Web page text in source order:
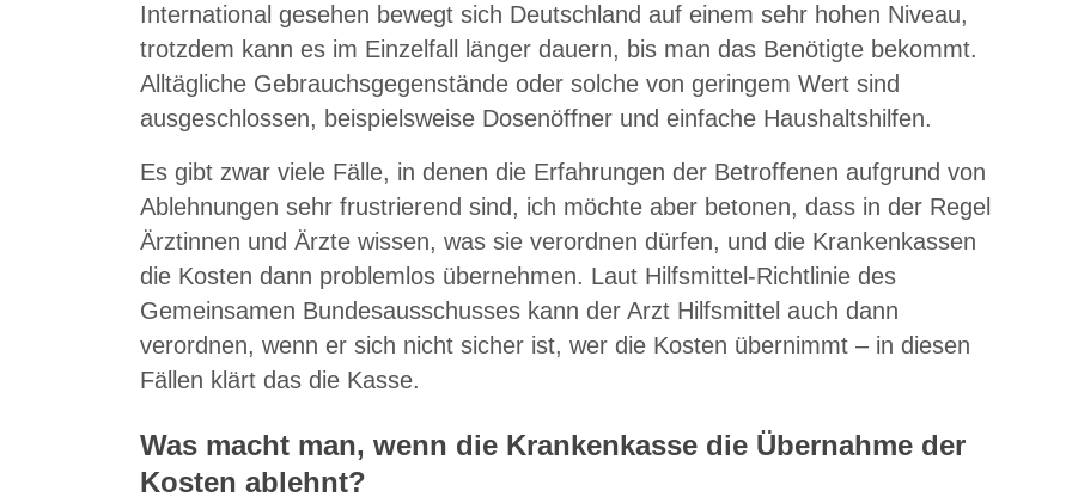
International gesehen bewegt sich Deutschland auf einem sehr hohen Niveau,
trotzdem kann es im Einzelfall länger dauern, bis man das Benötigte bekommt.
Alltägliche Gebrauchsgegenstände oder solche von geringem Wert sind
ausgeschlossen, beispielsweise Dosenöffner und einfache Haushaltshilfen.
Es gibt zwar viele Fälle, in denen die Erfahrungen der Betroffenen aufgrund von
Ablehnungen sehr frustrierend sind, ich möchte aber betonen, dass in der Regel
Ärztinnen und Ärzte wissen, was sie verordnen dürfen, und die Krankenkassen
die Kosten dann problemlos übernehmen. Laut Hilfsmittel-Richtlinie des
Gemeinsamen Bundesausschusses kann der Arzt Hilfsmittel auch dann
verordnen, wenn er sich nicht sicher ist, wer die Kosten übernimmt – in diesen
Fällen klärt das die Kasse.
Was macht man, wenn die Krankenkasse die Übernahme der
Kosten ablehnt?